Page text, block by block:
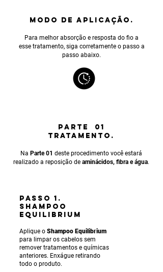
MODO DE APLICAÇÃO.
Para melhor absorção e resposta do fio a
esse tratamento, siga corretamente o passo a
passo abaixo.
PARTE 01
TRATAMENTO.
Na Parte 01 deste procedimento você estará
realizado a reposição de aminácidos, fibra e água.
PASSO 1.
SHAMPOO
EQUILIBRIUM
Aplique o Shampoo Equilibrium
para limpar os cabelos sem
remover tratamentos e químicas
anteriores. Enxágue retirando
todo o produto.